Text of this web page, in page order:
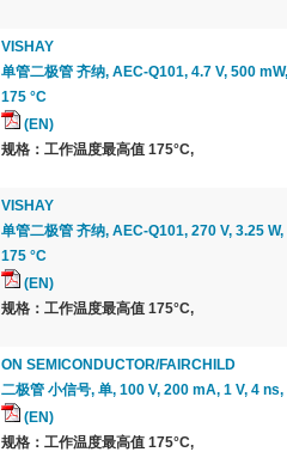
VISHAY
单管二极管 齐纳, AEC-Q101, 4.7 V, 500
175 °C
(EN)
规格：工作温度最高值 175°C,
VISHAY
单管二极管 齐纳, AEC-Q101, 270 V, 3.25
175 °C
(EN)
规格：工作温度最高值 175°C,
ON SEMICONDUCTOR/FAIRCHILD
二极管 小信号, 单, 100 V, 200 mA, 1 V, 4
(EN)
规格：工作温度最高值 175°C,